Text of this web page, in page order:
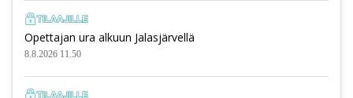
Opettajan ura alkuun Jalasjärvellä
8.8.2026 11.50